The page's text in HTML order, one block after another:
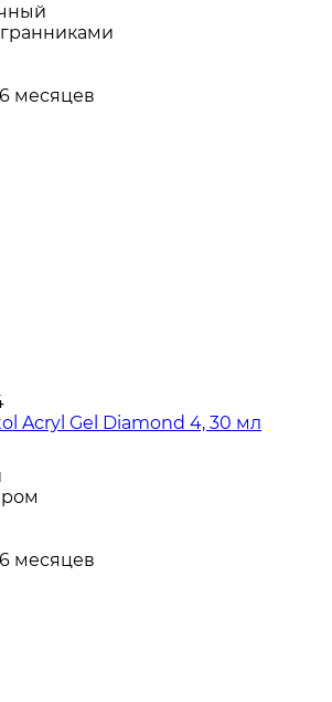
месяцев
Acryl Gel Diamond 4, 30 мл
месяцев